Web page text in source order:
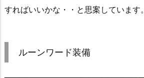
すればいいかな・・と思案しています。
ルーンワード装備